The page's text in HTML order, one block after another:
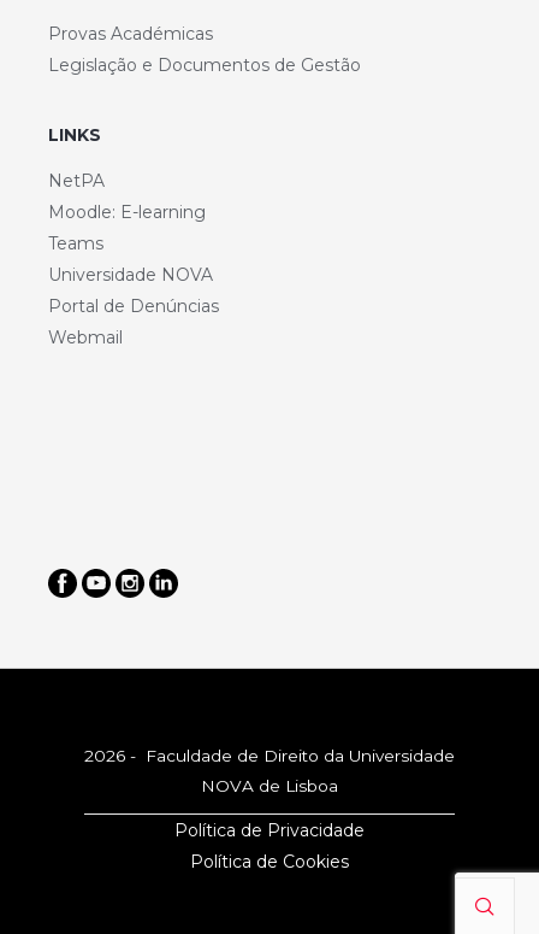
Provas Académicas
Legislação e Documentos de Gestão
LINKS
NetPA
Moodle: E-learning
Teams
Universidade NOVA
Portal de Denúncias
Webmail
2026 - Faculdade de Direito da Universidade
NOVA de Lisboa
Política de Privacidade
Política de Cookies